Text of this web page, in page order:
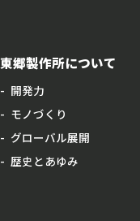
東郷製作所について
開発力
モノづくり
グローバル展開
歴史とあゆみ